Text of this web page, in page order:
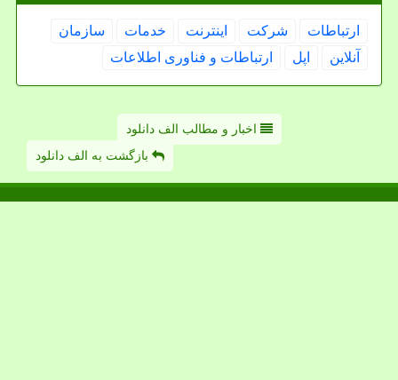
ارتباطات شركت اینترنت خدمات
سازمان
آنلاین
اپل ارتباطات و فناوری اطلاعات
اخبار و مطالب الف دانلود
بازگشت به الف دانلود